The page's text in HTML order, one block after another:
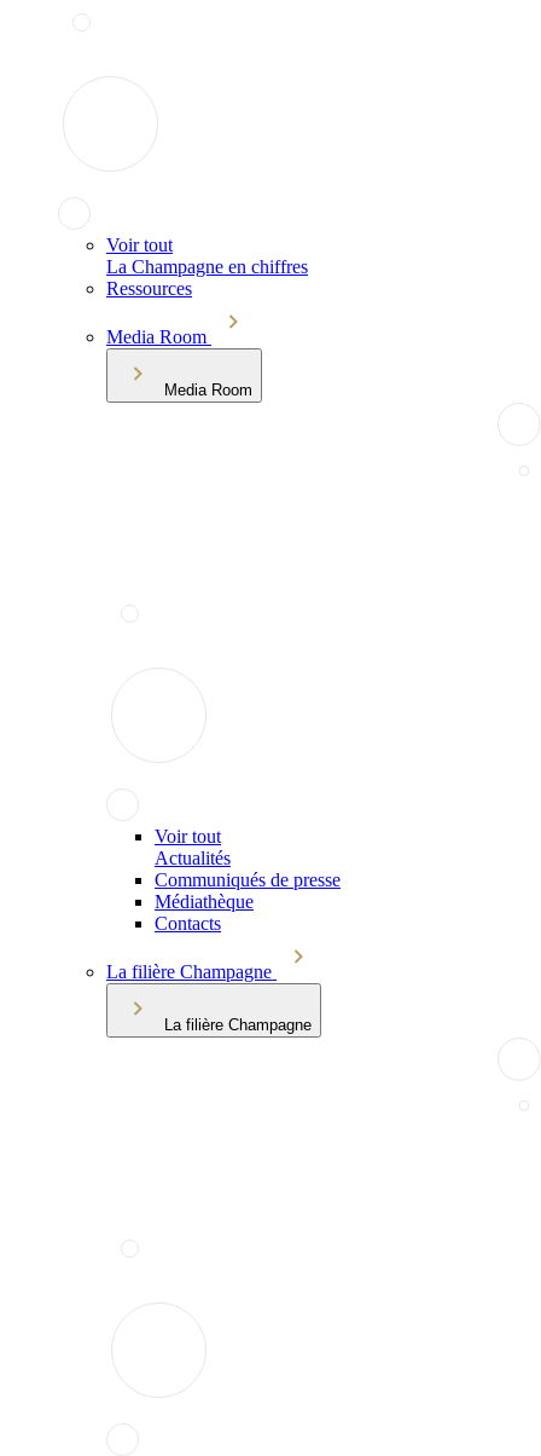
Voir tout
La Champagne en chiffres
Ressources
Media Room
Media Room
Voir tout
Actualités
Communiqués de presse
Médiathèque
Contacts
La filière Champagne
La filière Champagne